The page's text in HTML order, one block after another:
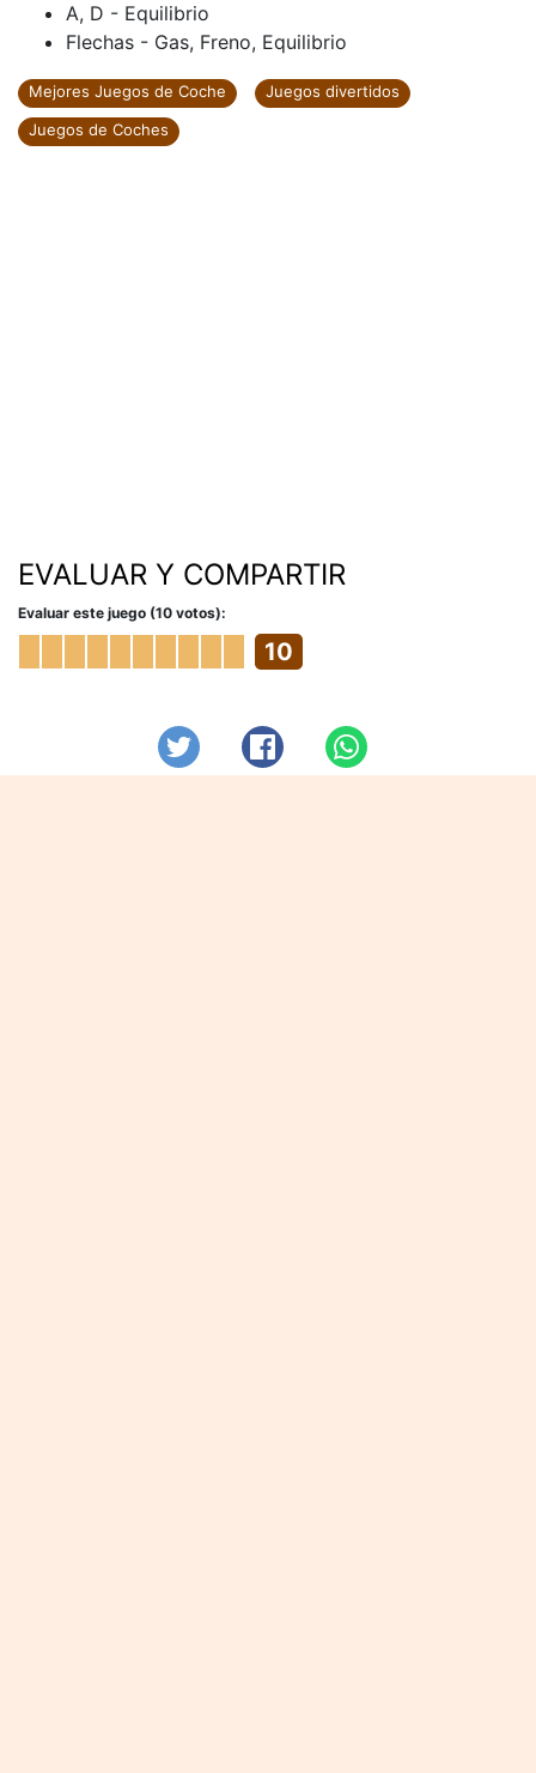
A, D - Equilibrio
Flechas - Gas, Freno, Equilibrio
Mejores Juegos de Coche
Juegos divertidos
Juegos de Coches
EVALUAR Y COMPARTIR
Evaluar este juego (10 votos):
10